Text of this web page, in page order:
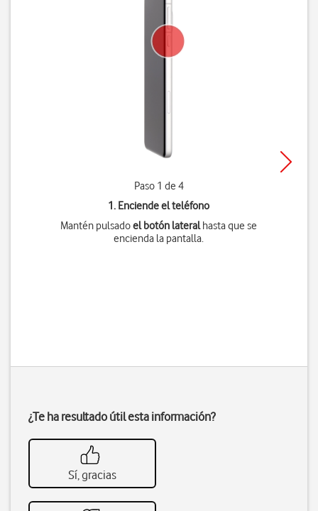
Paso 1 de 4
1. Enciende el teléfono
Mantén pulsadoel botón lateralhasta que se
encienda la pantalla.
¿Te ha resultado útil esta información?
Sí, gracias